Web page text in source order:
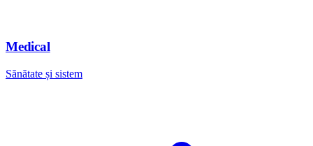
Medical
Sănătate și sistem